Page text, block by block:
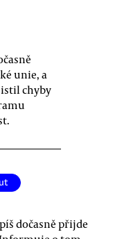
unie, a
chyby
dočasně přijde